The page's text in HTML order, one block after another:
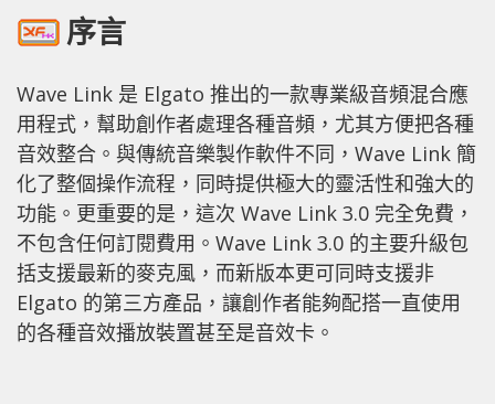
序言
Wave Link 是 Elgato 推出的一款專業級音頻混合應
用程式，幫助創作者處理各種音頻，尤其方便把各種
音效整合。與傳統音樂製作軟件不同，Wave Link 簡
化了整個操作流程，同時提供極大的靈活性和強大的
功能。更重要的是，這次 Wave Link 3.0 完全免費，
不包含任何訂閱費用。Wave Link 3.0 的主要升級包
括支援最新的麥克風，而新版本更可同時支援非
Elgato 的第三方產品，讓創作者能夠配搭一直使用
的各種音效播放裝置甚至是音效卡。